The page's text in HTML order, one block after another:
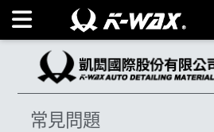
魔鏡棕櫚蠟Ｘ_REACH | K-WAX台灣
常見問題